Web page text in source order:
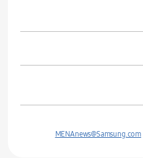
MENAnews@Samsung.com